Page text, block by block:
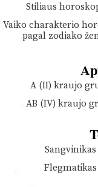
Stiliaus
Vaiko charakterio
pagal zodiako
A (II) kraujo
AB (IV) kraujo
Sangvinikas
Flegmatikas